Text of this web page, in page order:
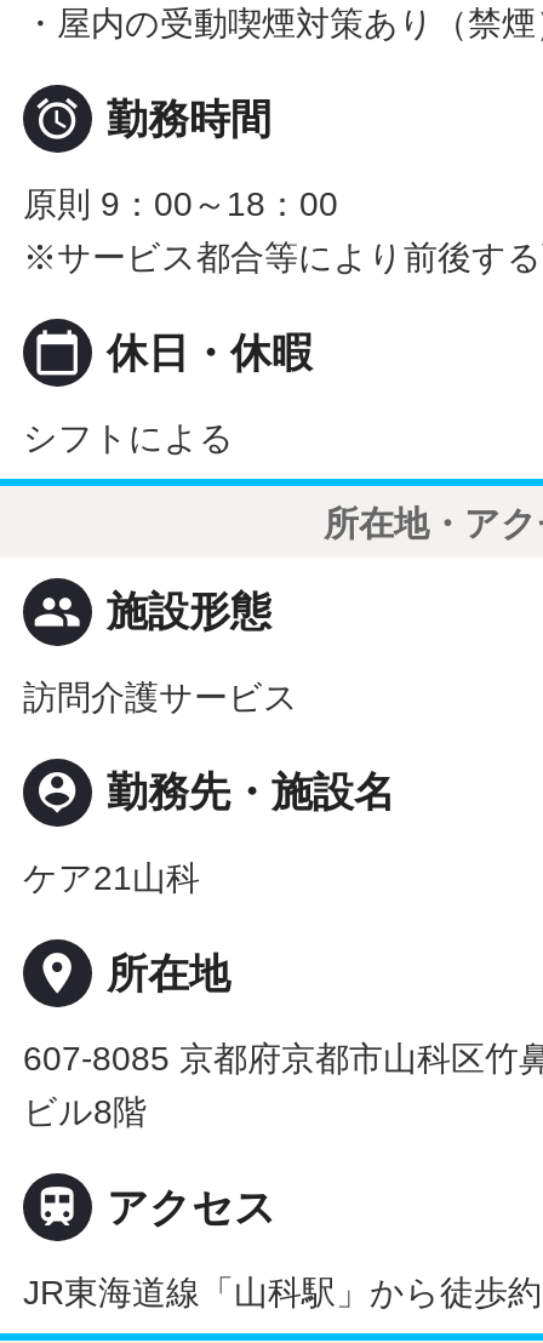
・屋内の受動喫煙対策あり（禁
 勤務時間
原則 9：00～18：00
※サービス都合等により前後す
calendar_today 休日・休暇
シフトによる
所在地・ア
people 施設形態
訪問介護サービス
person_pin 勤務先・施設名
ケア21山科
place 所在地
607-8085 京都府京都市山科区竹
ビル8階
 アクセス
JR東海道線「山科駅」から徒歩